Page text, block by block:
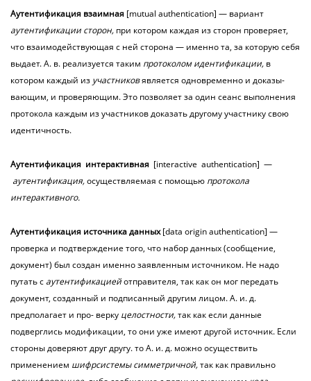
Аутентификация взаимная [mutual authentication] — вариант
аутентификации сторон, при котором каждая из сторон проверяет,
что взаимодействующая с ней сторона — именно та, за которую себя
выдает. А. в. реализуется таким протоколом идентификации, в
котором каждый из участниковявляется одновременно и доказы-
вающим, и проверяющим. Это позволяет за один сеанс выполнения
протокола каждым из участников доказать другому участнику свою
идентичность.
Аутентификация интерактивная [interactive authentication] —
аутентификация,осуществляемая с помощью протокола
интерактивного.
Аутентификация источника данных[data origin authentication] —
проверка и подтверждение того, что набор данных (сообщение,
документ) был создан именно заявленным источником. Не надо
путать с аутентификациейотправителя, так как он мог передать
документ, созданный и подписанный другим лицом. А. и. д.
предполагает и про- верку целостности,так как если данные
подверглись модификации, то они уже имеют другой источник. Если
стороны доверяют друг другу. то А. и. д. можно осуществить
применением шифрсистемы симметричной,так как правильно